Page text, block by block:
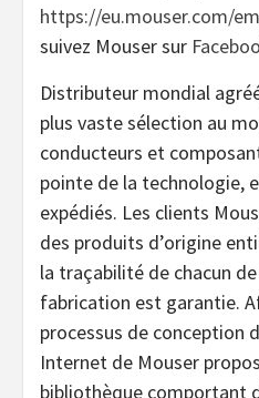
https://eu.mouser.com/
suivez Mouser sur
Distributeur mondial
plus vaste sélection au
conducteurs et
pointe de la technologie,
expédiés. Les clients
des produits d’origine
la traçabilité de chacun
fabrication est garantie.
processus de conception
Internet de Mouser
bibliothèque comportant